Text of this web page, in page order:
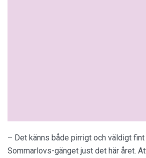
– Det känns både pirrigt och väldigt
Sommarlovs-gänget just det här året.